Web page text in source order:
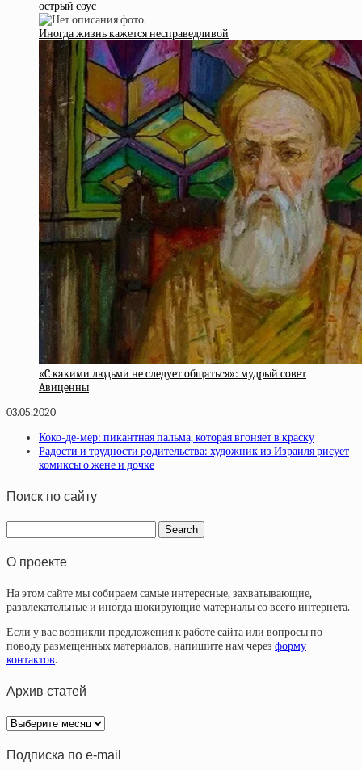
острый соус
Иногда жизнь кажется несправедливой
«C кaкими людьми нe cлeдуeт oбщaтьcя»: мудpый coвeт
Aвицeнны
03.05.2020
Коко-де-мер: пикантная пальма, которая вгоняет в краску
Радости и трудности родительства: художник из Израиля рисует
комиксы о жене и дочке
Поиск по сайту
О проекте
На этом сайте мы собираем самые интересные, захватывающие,
развлекательные и иногда шокирующие материалы со всего интернета.
Если у вас возникли предложения к работе сайта или вопросы по
поводу размещенных материалов, напишите нам через форму
контактов.
Архив статей
Архив
статей
Подписка по e-mail